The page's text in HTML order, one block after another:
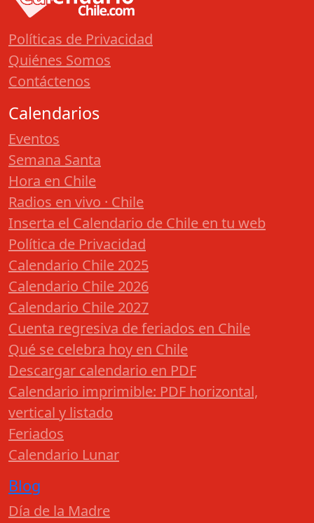
Políticas de Privacidad
Quiénes Somos
Contáctenos
Calendarios
Eventos
Semana Santa
Hora en Chile
Radios en vivo · Chile
Inserta el Calendario de Chile en tu web
Política de Privacidad
Calendario Chile 2025
Calendario Chile 2026
Calendario Chile 2027
Cuenta regresiva de feriados en Chile
Qué se celebra hoy en Chile
Descargar calendario en PDF
Calendario imprimible: PDF horizontal,
vertical y listado
Feriados
Calendario Lunar
Blog
Día de la Madre